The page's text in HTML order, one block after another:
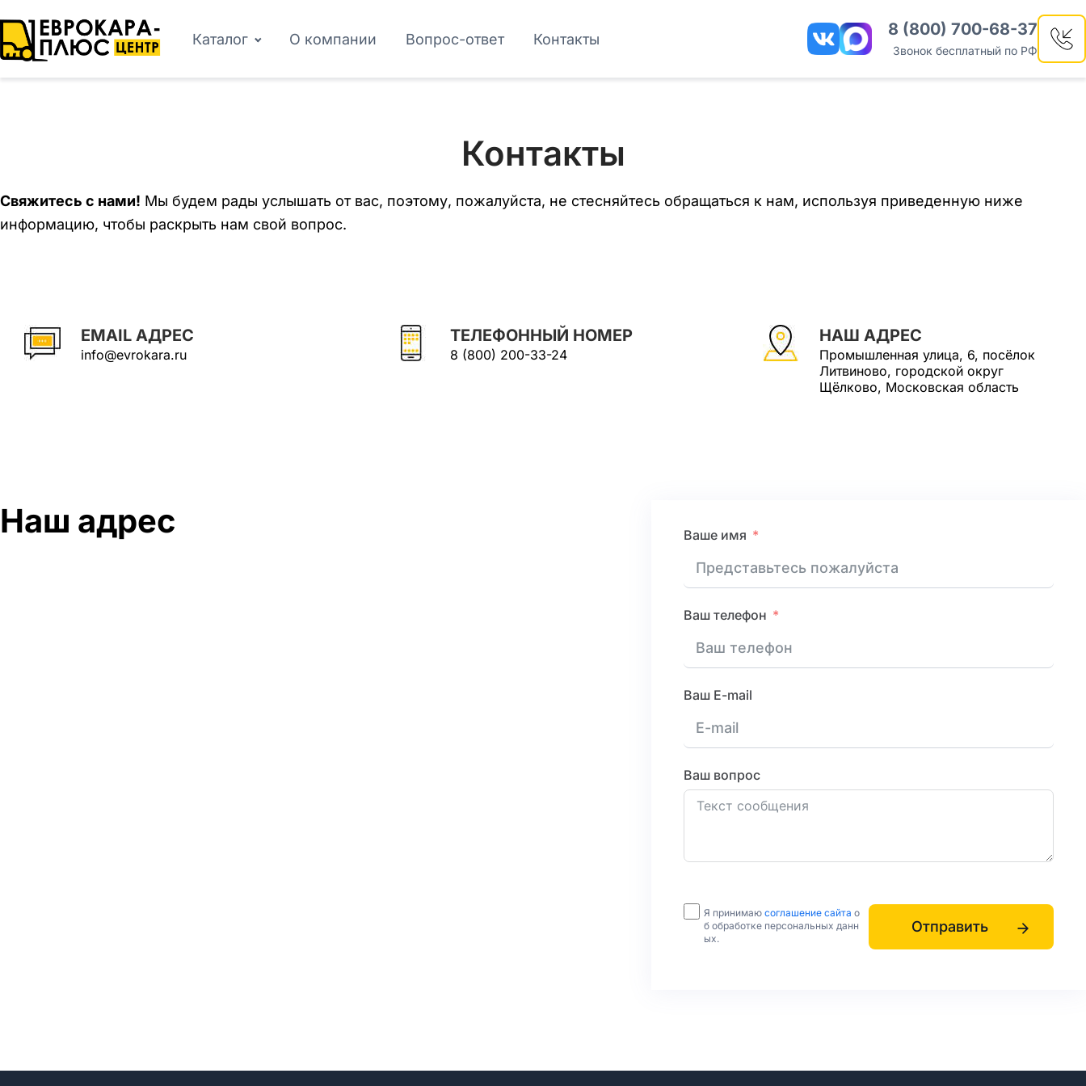
Каталог О компании Вопрос-ответ Контакты 8 (800) 700-68-37
Звонок бесплатный по РФ
Контакты
Свяжитесь с нами! Мы будем рады услышать от вас, поэтому, пожалуйста, не стесняйтесь обращаться к нам, используя приведенную ниже
информацию, чтобы раскрыть нам свой вопрос.
EMAIL АДРЕС
info@evrokara.ru
ТЕЛЕФОННЫЙ НОМЕР
8 (800) 200-33-24
НАШ АДРЕС
Промышленная улица, 6, посёлок
Литвиново, городской округ
Щёлково, Московская область
Наш адрес Ваше имя
Ваш телефон
Ваш E-mail
Ваш вопрос
Я принимаюсоглашение сайта о
б обработке персональных данн
ых.
Отправить